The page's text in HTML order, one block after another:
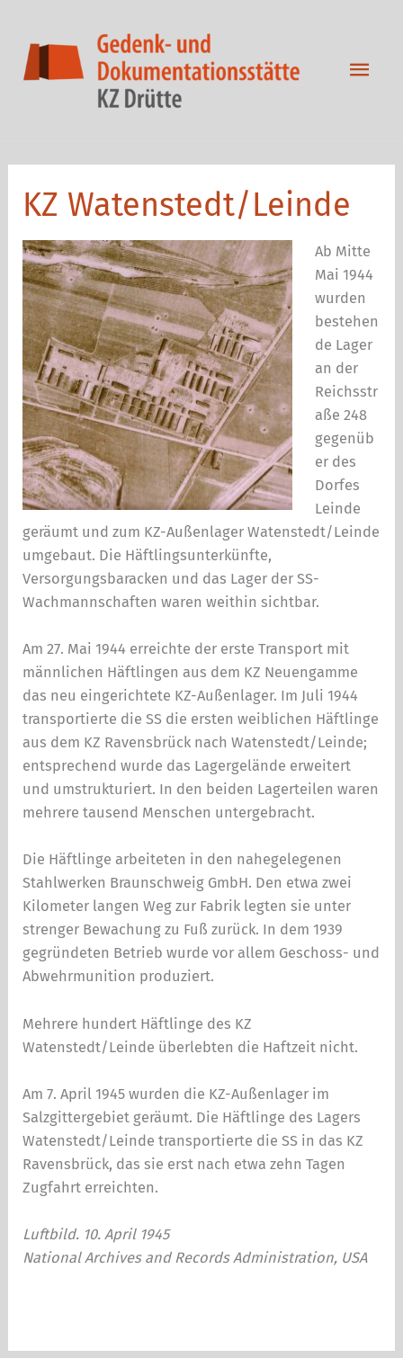
springen
KZ Watenstedt/Leinde
Ab Mitte
Mai 1944
wurden
bestehen
de Lager
an der
Reichsstr
aße 248
gegenüb
er des
Dorfes
Leinde
geräumt und zum KZ-Außenlager Watenstedt/Leinde
umgebaut. Die Häftlingsunterkünfte,
Versorgungsbaracken und das Lager der SS-
Wachmannschaften waren weithin sichtbar.
Am 27. Mai 1944 erreichte der erste Transport mit
männlichen Häftlingen aus dem KZ Neuengamme
das neu eingerichtete KZ-Außenlager. Im Juli 1944
transportierte die SS die ersten weiblichen Häftlinge
aus dem KZ Ravensbrück nach Watenstedt/Leinde;
entsprechend wurde das Lagergelände erweitert
und umstrukturiert. In den beiden Lagerteilen waren
mehrere tausend Menschen untergebracht.
Die Häftlinge arbeiteten in den nahegelegenen
Stahlwerken Braunschweig GmbH. Den etwa zwei
Kilometer langen Weg zur Fabrik legten sie unter
strenger Bewachung zu Fuß zurück. In dem 1939
gegründeten Betrieb wurde vor allem Geschoss- und
Abwehrmunition produziert.
Mehrere hundert Häftlinge des KZ
Watenstedt/Leinde überlebten die Haftzeit nicht.
Am 7. April 1945 wurden die KZ-Außenlager im
Salzgittergebiet geräumt. Die Häftlinge des Lagers
Watenstedt/Leinde transportierte die SS in das KZ
Ravensbrück, das sie erst nach etwa zehn Tagen
Zugfahrt erreichten.
Luftbild. 10. April 1945
National Archives and Records Administration, USA